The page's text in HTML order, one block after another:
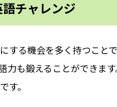
チャレンジ
る機会を多く持つことで
も鍛えることができます
です。